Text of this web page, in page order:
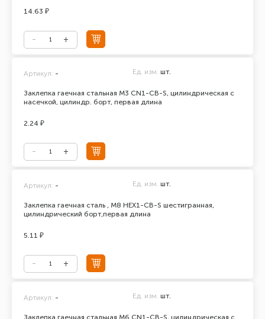
14.63 ₽
Заклепка гаечная стальная М3 CN1-CB-S, цилиндрическая с
насечкой, цилиндр. борт, первая длина
Артикул: - Ед. изм. шт.
2.24 ₽
Заклепка гаечная сталь , М8 HEX1-СB-S шестигранная,
цилиндрический борт,первая длина
Артикул: - Ед. изм. шт.
5.11 ₽
Заклепка гаечная стальная М6 CN1-CB-S, цилиндрическая с
Артикул: - Ед. изм. шт.